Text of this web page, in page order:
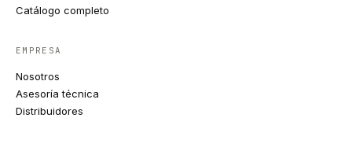
Catálogo completo
EMPRESA
Nosotros
Asesoría técnica
Distribuidores